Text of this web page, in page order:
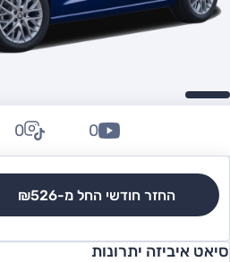
החזר חודשי החל מ-₪526
0
0
סיאט איביזה יתרונות